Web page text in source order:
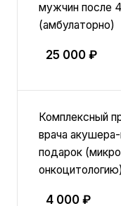
мужчин после
(амбулаторно)
25 000 ₽
Комплексный
врача акушера-
подарок
онкоцитологию)
4 000 ₽